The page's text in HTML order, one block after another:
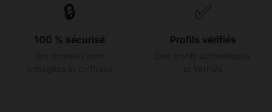
🔒
100 % sécurisé
✅
Profils vérifiés